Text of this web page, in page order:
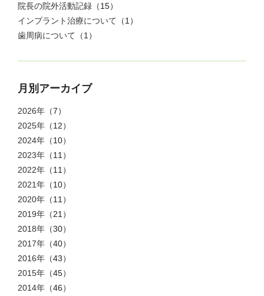
院長の院外活動記録 （15）
インプラント治療について （1）
歯周病について （1）
月別アーカイブ
2026年 （7）
2025年 （12）
2024年 （10）
2023年 （11）
2022年 （11）
2021年 （10）
2020年 （11）
2019年 （21）
2018年 （30）
2017年 （40）
2016年 （43）
2015年 （45）
2014年 （46）